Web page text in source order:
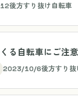
後方すり抜け自転車
る自転車にご注意
2023/10/6後方すり抜